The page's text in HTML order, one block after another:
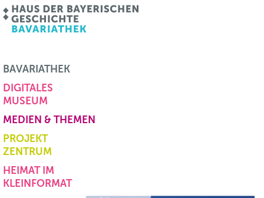
BAVARIATHEK
DIGITALES
MUSEUM
MEDIEN & THEMEN
PROJEKT
ZENTRUM
HEIMAT IM
KLEINFORMAT